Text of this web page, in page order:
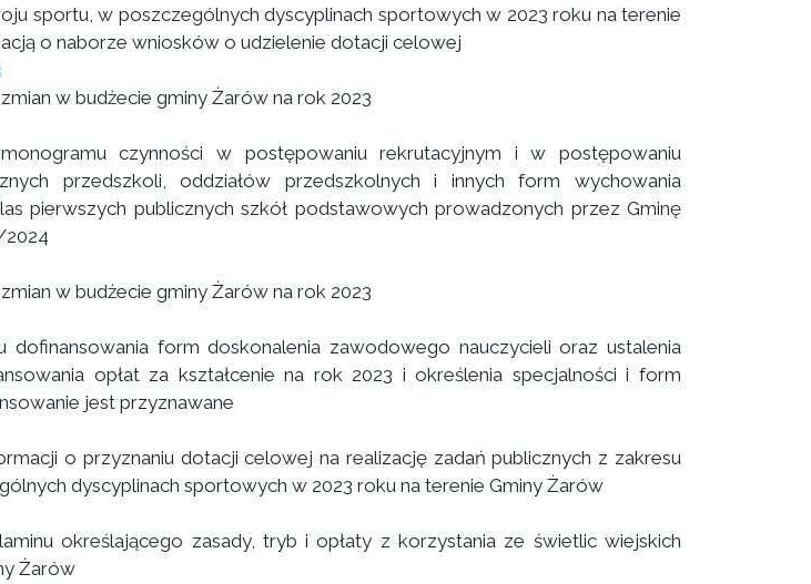
sportu, w poszczególnych dyscyplinach sportowych w 2023 roku na terenie
o naborze wniosków o udzielenie dotacji celowej
w budżecie gminy Żarów na rok 2023
czynności w postępowaniu rekrutacyjnym i w postępowaniu
przedszkoli, oddziałów przedszkolnych i innych form wychowania
pierwszych publicznych szkół podstawowych prowadzonych przez Gminę
w budżecie gminy Żarów na rok 2023
dofinansowania form doskonalenia zawodowego nauczycieli oraz ustalenia
opłat za kształcenie na rok 2023 i określenia specjalności i form
jest przyznawane
o przyznaniu dotacji celowej na realizację zadań publicznych z zakresu
dyscyplinach sportowych w 2023 roku na terenie Gminy Żarów
określającego zasady, tryb i opłaty z korzystania ze świetlic wiejskich
Żarów